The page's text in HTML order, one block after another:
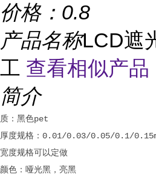
价格： 0.8
产品名称LCD遮
工 查看相似产
简介
质：黑色pet
厚度规格：0.01/0.03/0.05/0.1/
宽度规格可以定做
颜色：哑光黑，亮黑